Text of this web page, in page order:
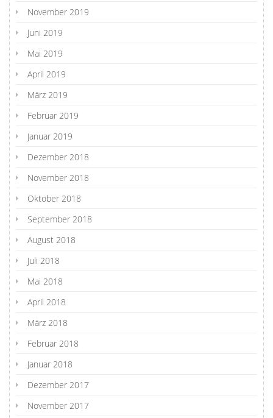
November 2019
Juni 2019
Mai 2019
April 2019
März 2019
Februar 2019
Januar 2019
Dezember 2018
November 2018
Oktober 2018
September 2018
August 2018
Juli 2018
Mai 2018
April 2018
März 2018
Februar 2018
Januar 2018
Dezember 2017
November 2017